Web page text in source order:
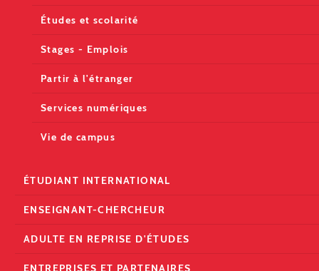
Études et scolarité
Stages - Emplois
Partir à l'étranger
Services numériques
Vie de campus
ÉTUDIANT INTERNATIONAL
ENSEIGNANT-CHERCHEUR
ADULTE EN REPRISE D'ÉTUDES
ENTREPRISES ET PARTENAIRES